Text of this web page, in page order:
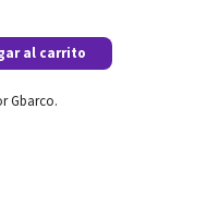
al carrito
Gbarco.